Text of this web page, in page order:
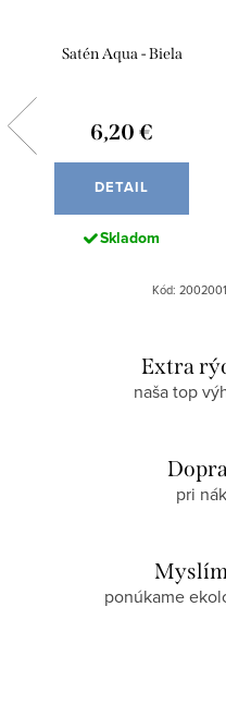
Satén Aqua - Biela
6,20 €
DETAIL
Skladom
Kód: 2002001
Extra
naša top
pri
ponúkame